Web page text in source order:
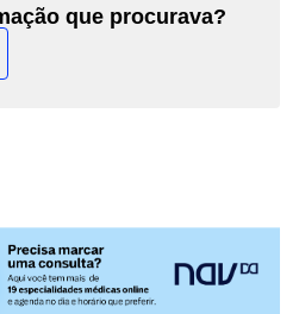
que procurava?